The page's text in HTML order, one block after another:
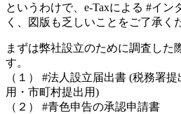
というわけで、e-Taxによる #イン
く、図版も乏しいことをご了承く
まずは弊社設立のために調査した
す。
（１） #法人設立‏届出書 (税務署提出用・県税事務所提出
用・市町村提出用)
（２） #青色申告の承認申請書